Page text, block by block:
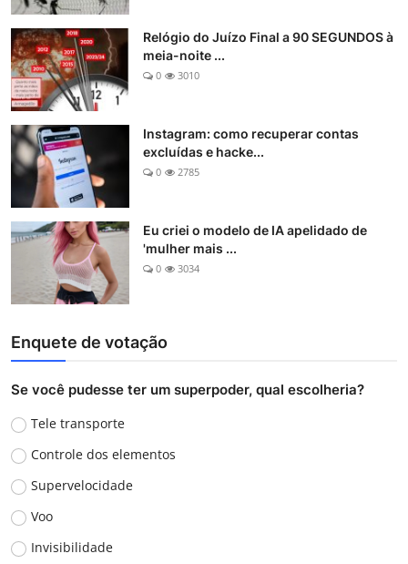
Relógio do Juízo Final a 90 SEGUNDOS à
meia-noite ...
0 3010
Instagram: como recuperar contas
excluídas e hacke...
0 2785
Eu criei o modelo de IA apelidado de
'mulher mais ...
0 3034
Enquete de votação
Se você pudesse ter um superpoder, qual escolheria?
Tele transporte
Controle dos elementos
Supervelocidade
Voo
Invisibilidade